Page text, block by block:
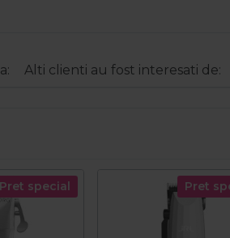
Alti clienti au fost interesati de:
Pret special Pret